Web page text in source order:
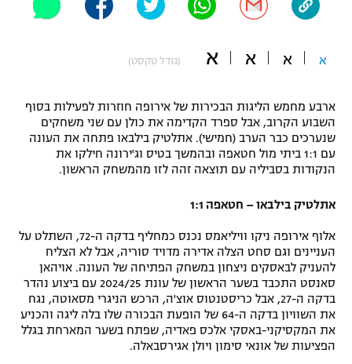
"מחצית בשכונה" – פודקאסט
תקנון משתתפים וזוכים בפרסים
תקנון עבור פעילות אלקטרה
טניס
תנאי שימוש
מדיניות פרטיות
תקנון פעילות ספורט 1
כדורמים
פוטבול אמריקאי NFL
אומנויות לחימה
גיימינג E-Sports
א א א א (גודל טקסט)
ארבע מחמש הליגות הבכירות של אירופה חוזרות לפעילות בסוף
השבוע הקרוב, אבל ספרד הקדימה את כולן עם שני משחקים
שנערכים כבר הערב (חמישי). אתלטיק בילבאו פתחה את העונה
עם 1:1 ביתי מול חטאפה ובהמשך בטיס וג'ירונה חילקו את
הנקודות בסביליה עם תוצאה זהה לזו מהמשחק הראשון.
אתלטיק בילבאו – חטאפה 1:1
אלוף אירופה ניקו וויליאמס נכנס כמחליף בדקה ה-72, השתלט על
העניינים וגם סחט הצלה אדירה מדויד סוריה, אבל לא הצליח
להעניק לבאסקים ניצחון במשחק הפתיחה של העונה. אויהאן
סאנסט התכבד בשער הראשון של עונת 2024/25 עם ביצוע נהדר
בדקה ה-27, אבל כריסטנטוס אוצ'ה, הרכש הניגרי מסאוטה, נגח
את השוויון בדקה ה-64 של הופעת הבכורה שלו בלה ליגה והכניע
את המקסיקני-באסקי אלכס פאדיה, שפתח בשער המארחת בגלל
הפציעות של אונאי סימון ויולן אגירסבאלה.